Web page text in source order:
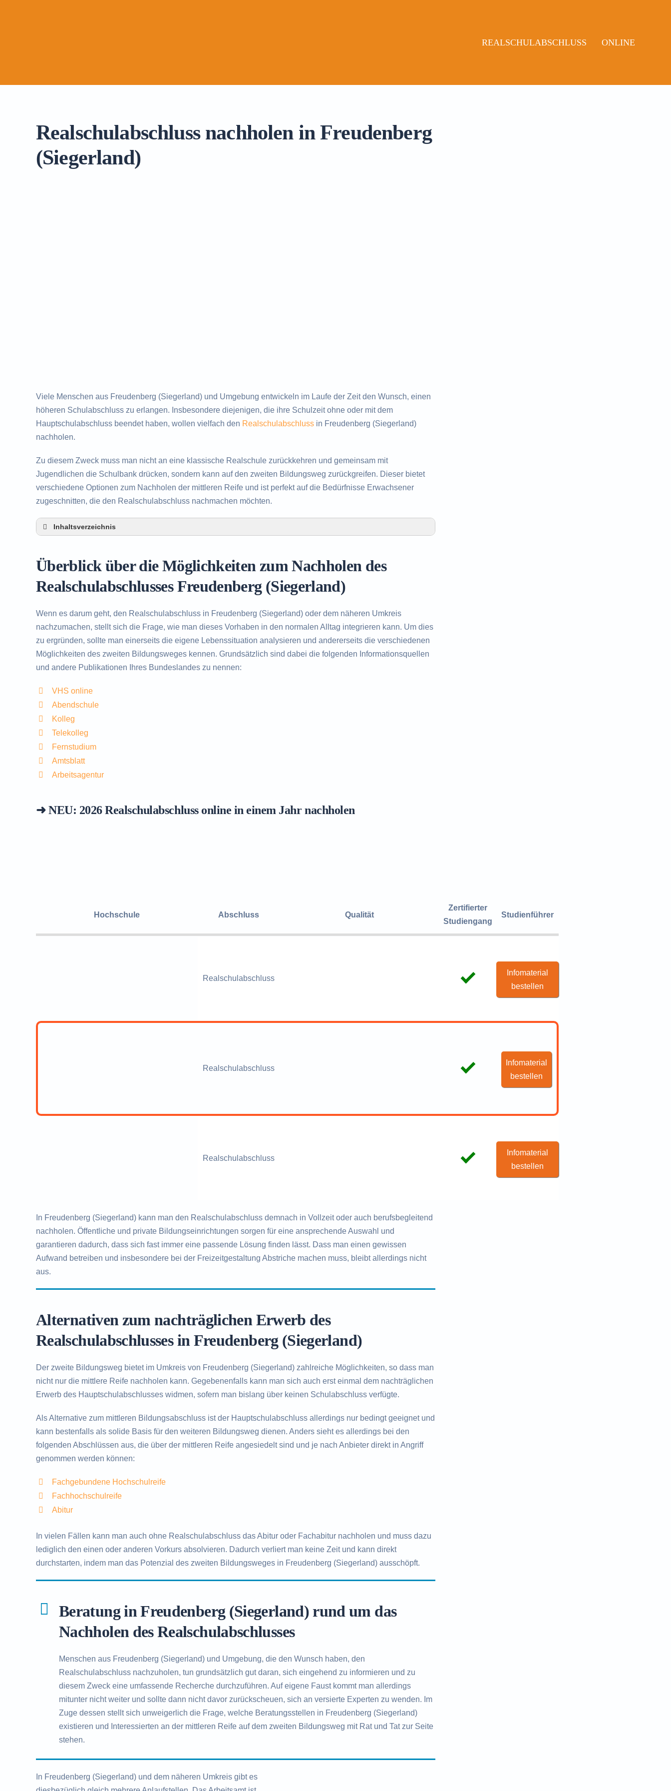
REALSCHULABSCHLUSS ONLINE
Realschulabschluss nachholen in Freudenberg
(Siegerland)
Viele Menschen aus Freudenberg (Siegerland) und Umgebung entwickeln im Laufe der Zeit den Wunsch, einen
höheren Schulabschluss zu erlangen. Insbesondere diejenigen, die ihre Schulzeit ohne oder mit dem
Hauptschulabschluss beendet haben, wollen vielfach den Realschulabschluss in Freudenberg (Siegerland)
nachholen.
Zu diesem Zweck muss man nicht an eine klassische Realschule zurückkehren und gemeinsam mit
Jugendlichen die Schulbank drücken, sondern kann auf den zweiten Bildungsweg zurückgreifen. Dieser bietet
verschiedene Optionen zum Nachholen der mittleren Reife und ist perfekt auf die Bedürfnisse Erwachsener
zugeschnitten, die den Realschulabschluss nachmachen möchten.
Inhaltsverzeichnis
Alternativen zum nachträglichen Erwerb des Realschulabschlusses in Freudenberg (Siegerland)
Beratung in Freudenberg (Siegerland) rund um das Nachholen des Realschulabschlusses
Überblick über die Möglichkeiten zum Nachholen des
Realschulabschlusses Freudenberg (Siegerland)
Wenn es darum geht, den Realschulabschluss in Freudenberg (Siegerland) oder dem näheren Umkreis
nachzumachen, stellt sich die Frage, wie man dieses Vorhaben in den normalen Alltag integrieren kann. Um dies
zu ergründen, sollte man einerseits die eigene Lebenssituation analysieren und andererseits die verschiedenen
Möglichkeiten des zweiten Bildungsweges kennen. Grundsätzlich sind dabei die folgenden Informationsquellen
und andere Publikationen Ihres Bundeslandes zu nennen:
VHS online
Abendschule
Kolleg
Telekolleg
Fernstudium
Amtsblatt
Arbeitsagentur
➜ NEU: 2026Realschulabschluss online in einem Jahr nachholen
Hochschule Abschluss Qualität
Zertifierter
Studiengang
Studienführer
Realschulabschluss
Infomaterial
bestellen
Realschulabschluss
Infomaterial
bestellen
Realschulabschluss
Infomaterial
bestellen
In Freudenberg (Siegerland) kann man den Realschulabschluss demnach in Vollzeit oder auch berufsbegleitend
nachholen. Öffentliche und private Bildungseinrichtungen sorgen für eine ansprechende Auswahl und
garantieren dadurch, dass sich fast immer eine passende Lösung finden lässt. Dass man einen gewissen
Aufwand betreiben und insbesondere bei der Freizeitgestaltung Abstriche machen muss, bleibt allerdings nicht
aus.
Alternativen zum nachträglichen Erwerb des
Realschulabschlusses in Freudenberg (Siegerland)
Der zweite Bildungsweg bietet im Umkreis von Freudenberg (Siegerland) zahlreiche Möglichkeiten, so dass man
nicht nur die mittlere Reife nachholen kann. Gegebenenfalls kann man sich auch erst einmal dem nachträglichen
Erwerb des Hauptschulabschlusses widmen, sofern man bislang über keinen Schulabschluss verfügte.
Als Alternative zum mittleren Bildungsabschluss ist der Hauptschulabschluss allerdings nur bedingt geeignet und
kann bestenfalls als solide Basis für den weiteren Bildungsweg dienen. Anders sieht es allerdings bei den
folgenden Abschlüssen aus, die über der mittleren Reife angesiedelt sind und je nach Anbieter direkt in Angriff
genommen werden können:
Fachgebundene Hochschulreife
Fachhochschulreife
Abitur
In vielen Fällen kann man auch ohne Realschulabschluss das Abitur oder Fachabitur nachholen und muss dazu
lediglich den einen oder anderen Vorkurs absolvieren. Dadurch verliert man keine Zeit und kann direkt
durchstarten, indem man das Potenzial des zweiten Bildungsweges in Freudenberg (Siegerland) ausschöpft.
Beratung in Freudenberg (Siegerland) rund um das
Nachholen des Realschulabschlusses
Menschen aus Freudenberg (Siegerland) und Umgebung, die den Wunsch haben, den
Realschulabschluss nachzuholen, tun grundsätzlich gut daran, sich eingehend zu informieren und zu
diesem Zweck eine umfassende Recherche durchzuführen. Auf eigene Faust kommt man allerdings
mitunter nicht weiter und sollte dann nicht davor zurückscheuen, sich an versierte Experten zu wenden. Im
Zuge dessen stellt sich unweigerlich die Frage, welche Beratungsstellen in Freudenberg (Siegerland)
existieren und Interessierten an der mittleren Reife auf dem zweiten Bildungsweg mit Rat und Tat zur Seite
stehen.
In Freudenberg (Siegerland) und dem näheren Umkreis gibt es